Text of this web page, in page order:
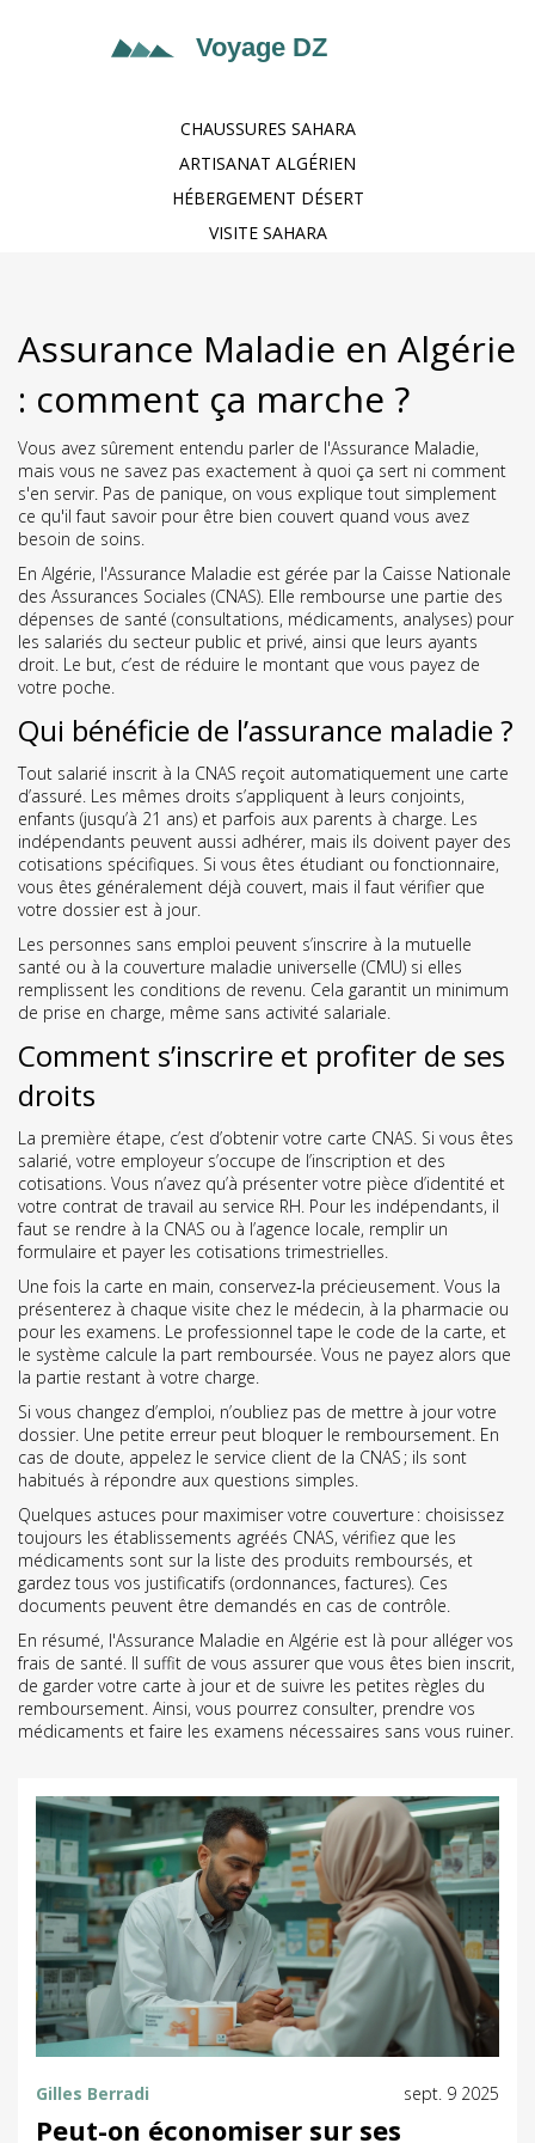
CHAUSSURES SAHARA
ARTISANAT ALGÉRIEN
HÉBERGEMENT DÉSERT
VISITE SAHARA
Assurance Maladie en Algérie
: comment ça marche ?
Vous avez sûrement entendu parler de l'Assurance Maladie,
mais vous ne savez pas exactement à quoi ça sert ni comment
s'en servir. Pas de panique, on vous explique tout simplement
ce qu'il faut savoir pour être bien couvert quand vous avez
besoin de soins.
En Algérie, l'Assurance Maladie est gérée par la Caisse Nationale
des Assurances Sociales (CNAS). Elle rembourse une partie des
dépenses de santé (consultations, médicaments, analyses) pour
les salariés du secteur public et privé, ainsi que leurs ayants
droit. Le but, c’est de réduire le montant que vous payez de
votre poche.
Qui bénéficie de l’assurance maladie ?
Tout salarié inscrit à la CNAS reçoit automatiquement une carte
d’assuré. Les mêmes droits s’appliquent à leurs conjoints,
enfants (jusqu’à 21 ans) et parfois aux parents à charge. Les
indépendants peuvent aussi adhérer, mais ils doivent payer des
cotisations spécifiques. Si vous êtes étudiant ou fonctionnaire,
vous êtes généralement déjà couvert, mais il faut vérifier que
votre dossier est à jour.
Les personnes sans emploi peuvent s’inscrire à la mutuelle
santé ou à la couverture maladie universelle (CMU) si elles
remplissent les conditions de revenu. Cela garantit un minimum
de prise en charge, même sans activité salariale.
Comment s’inscrire et profiter de ses
droits
La première étape, c’est d’obtenir votre carte CNAS. Si vous êtes
salarié, votre employeur s’occupe de l’inscription et des
cotisations. Vous n’avez qu’à présenter votre pièce d’identité et
votre contrat de travail au service RH. Pour les indépendants, il
faut se rendre à la CNAS ou à l’agence locale, remplir un
formulaire et payer les cotisations trimestrielles.
Une fois la carte en main, conservez‑la précieusement. Vous la
présenterez à chaque visite chez le médecin, à la pharmacie ou
pour les examens. Le professionnel tape le code de la carte, et
le système calcule la part remboursée. Vous ne payez alors que
la partie restant à votre charge.
Si vous changez d’emploi, n’oubliez pas de mettre à jour votre
dossier. Une petite erreur peut bloquer le remboursement. En
cas de doute, appelez le service client de la CNAS ; ils sont
habitués à répondre aux questions simples.
Quelques astuces pour maximiser votre couverture : choisissez
toujours les établissements agréés CNAS, vérifiez que les
médicaments sont sur la liste des produits remboursés, et
gardez tous vos justificatifs (ordonnances, factures). Ces
documents peuvent être demandés en cas de contrôle.
En résumé, l'Assurance Maladie en Algérie est là pour alléger vos
frais de santé. Il suffit de vous assurer que vous êtes bien inscrit,
de garder votre carte à jour et de suivre les petites règles du
remboursement. Ainsi, vous pourrez consulter, prendre vos
médicaments et faire les examens nécessaires sans vous ruiner.
Gilles Berradi sept. 9 2025
Peut-on économiser sur ses